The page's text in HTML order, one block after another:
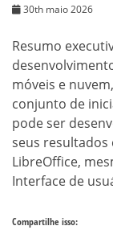
30th maio 2026
Resumo
móveis e
conjunto de
pode ser
seus
LibreOffice,
Interface de
Compartilhe isso: